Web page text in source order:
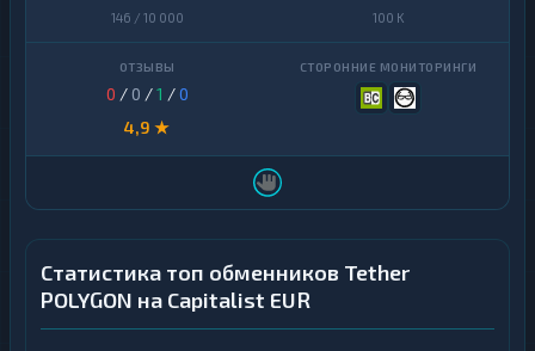
146 / 10 000 100 K
0 / 0 /1 /0
4,9 ★
Статистика топ обменников Tether
POLYGON на Capitalist EUR